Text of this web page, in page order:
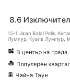
8.6
15-1 Jalan Balai Polis,
Лумпур, Куала Лумпур,
В център на града
Популярен
Чайна Таун